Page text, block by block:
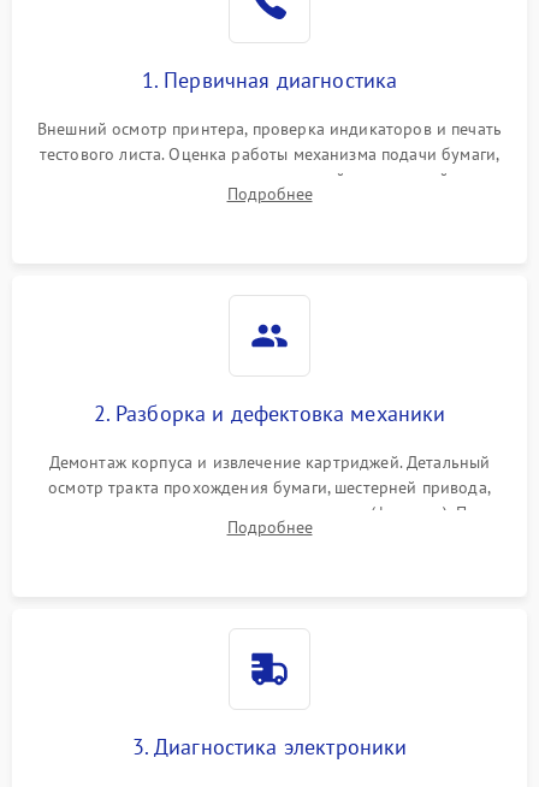
1. Первичная диагностика
Внешний осмотр принтера, проверка индикаторов и печать
тестового листа. Оценка работы механизма подачи бумаги,
выявление посторонних шумов, замятий и первичный анализ
дефектов печати (полосы, фон, пробелы).
Подробнее
2. Разборка и дефектовка механики
Демонтаж корпуса и извлечение картриджей. Детальный
осмотр тракта прохождения бумаги, шестерней привода,
роликов захвата и узла термозакрепления (фьюзера). Поиск
физического износа и повреждений деталей.
Подробнее
3. Диагностика электроники